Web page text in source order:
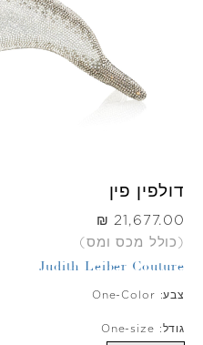
דולפין פין
היה
(כולל מכס ומס)
Judith Leiber Couture
צבע: One-Color
גודל: One-size